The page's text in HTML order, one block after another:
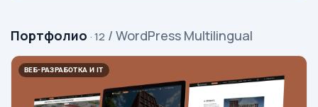
Портфолио · 12 / WordPress Multilingual
ВЕБ-РАЗРАБОТКА И IT